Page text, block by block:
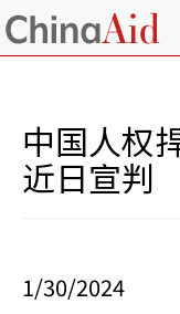
中国人权
近日宣判
1/30/2024